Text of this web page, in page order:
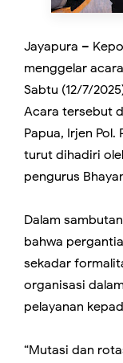
Jayapura –
menggelar
Sabtu (12/7/
Acara tersebut
Papua, Irjen Pol.
turut dihadiri
pengurus
Dalam
bahwa
sekadar
organisasi
pelayanan
“Mutasi dan